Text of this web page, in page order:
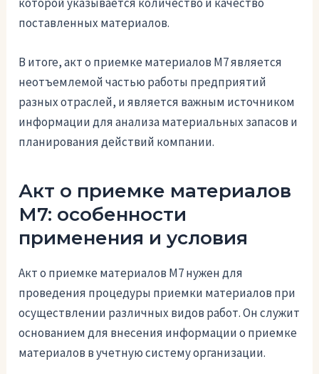
поставленных материалов.
В итоге, акт о приемке материалов М7 является
неотъемлемой частью работы предприятий
разных отраслей, и является важным источником
информации для анализа материальных запасов и
планирования действий компании.
Акт о приемке материалов
М7: особенности
применения и условия
Акт о приемке материалов М7 нужен для
проведения процедуры приемки материалов при
осуществлении различных видов работ. Он служит
основанием для внесения информации о приемке
материалов в учетную систему организации.